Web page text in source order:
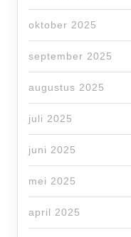
oktober 2025
september 2025
augustus 2025
juli 2025
juni 2025
mei 2025
april 2025